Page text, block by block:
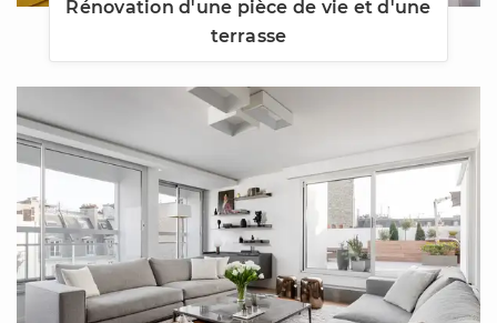
Rénovation d'une pièce de vie et d'une
terrasse